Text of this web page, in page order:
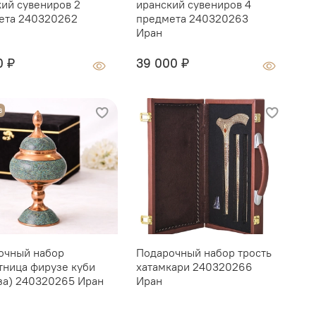
Исфахан, Иран
работа
вручную, каждое изделие уникально.
от представленных на фото. Это не является
индивидуальность и авторский характер
сувениров 2
240320262
₽
набор
фирузе куби
240320265 Иран
иранский сувениров 4
предмета 240320263
Иран
39 000 ₽
Подарочный набор трость
хатамкари 240320266
Иран